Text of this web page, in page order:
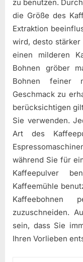
zu benutzen.
die Größe des
Extraktion
wird, desto
einen milderen
Bohnen gröber
Bohnen feiner
Geschmack zu
berücksichtigen
Sie verwenden.
Art des
während Sie für
Kaffeepulver
Kaffeemühle
Kaffeebohnen
zuzuschneiden.
sein, dass Sie
Ihren Vorlieben